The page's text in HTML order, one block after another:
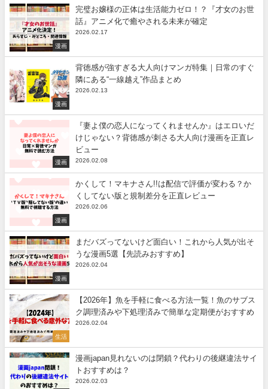
漫画
完璧お嬢様の正体は生活能力ゼロ！？『才女のお世
話』アニメ化で癒やされる未来が確定
2026.02.17
漫画
背徳感が強すぎる大人向けマンガ特集｜日常のすぐ
隣にある“一線越え”作品まとめ
2026.02.13
漫画
『妻よ僕の恋人になってくれませんか』はエロいだ
けじゃない？背徳感が刺さる大人向け漫画を正直レ
ビュー
2026.02.08
漫画
かくして！マキナさん!!は配信で評価が変わる？か
くしてない版と規制差分を正直レビュー
2026.02.06
漫画
まだバズってないけど面白い！これから人気が出そ
うな漫画5選【先読みおすすめ】
2026.02.04
生活
【2026年】魚を手軽に食べる方法一覧！魚のサブス
ク調理済みや下処理済みで簡単な定期便がおすすめ
2026.02.04
漫画japan見れないのは閉鎖？代わりの後継違法サイ
トおすすめは？
2026.02.03